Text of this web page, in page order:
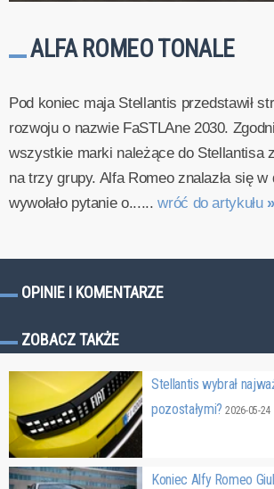
ALFA ROMEO TONALE
Pod koniec maja Stellantis przedstawił
rozwoju o nazwie FaSTLAne 2030.
wszystkie marki należące do Stellantisa
na trzy grupy. Alfa Romeo znalazła się
wywołało pytanie o......wróć do artykułu »
OPINIE I KOMENTARZE
ZOBACZ TAKŻE
Stellantis wybrał
pozostałymi?2026-05-24
Koniec Alfy Romeo